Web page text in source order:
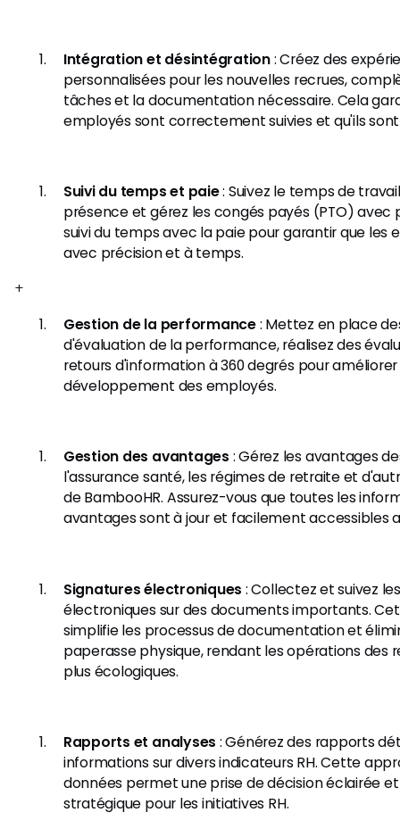
Intégration et désintégration: Créez des
personnalisées pour les nouvelles recrues,
tâches et la documentation nécessaire. Cela
employés sont correctement suivies et qu'ils
Suivi du temps et paie: Suivez le temps de
présence et gérez les congés payés (PTO) avec
suivi du temps avec la paie pour garantir que les
avec précision et à temps.
+
Gestion de la performance: Mettez en place
d'évaluation de la performance, réalisez des
retours d'information à 360 degrés pour
développement des employés.
Gestion des avantages : Gérez les avantages
l'assurance santé, les régimes de retraite et
de BambooHR. Assurez-vous que toutes les
avantages sont à jour et facilement accessibles
Signatures électroniques : Collectez et suivez
électroniques sur des documents importants.
simplifie les processus de documentation et
paperasse physique, rendant les opérations des
plus écologiques.
Rapports et analyses : Générez des rapports
informations sur divers indicateurs RH. Cette
données permet une prise de décision éclairée
stratégique pour les initiatives RH.